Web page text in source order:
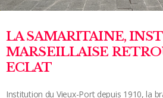
LA SAMARITAINE,
MARSEILLAISE
ECLAT
Institution du Vieux-Port depuis 1910, la